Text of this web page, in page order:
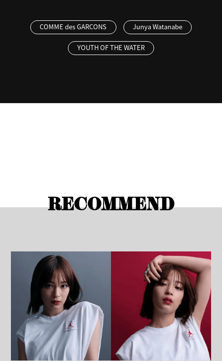
COMME des GARCONS Junya Watanabe
YOUTH OF THE WATER
RECOMMEND